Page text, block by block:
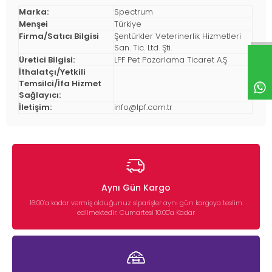
Marka:
Spectrum
Menşei
Türkiye
Firma/Satıcı Bilgisi
Şentürkler Veterinerlik Hizmetleri
San. Tic. Ltd. Şti.
Üretici Bilgisi:
LPF Pet Pazarlama Ticaret A.Ş
İthalatçı/Yetkili
Temsilci/İfa Hizmet
Sağlayıcı:
İletişim:
info@lpf.com.tr
Aynı Gün Kargo
16:00’a kadar vermiş olduğunuz siparişler aynı gün kargoya teslim
edilmektedir. Cumartesi 10:00'a Kadar